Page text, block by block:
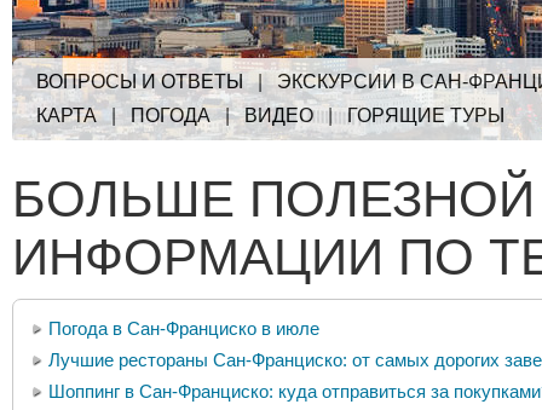
ВОПРОСЫ И ОТВЕТЫ | ЭКСКУРСИИ В САН-
КАРТА| ПОГОДА|ВИДЕО|ГОРЯЩИЕ ТУРЫ
БОЛЬШЕ ПОЛЕЗНОЙ
ИНФОРМАЦИИ ПО
Погода в Сан-Франциско в июле
Лучшие рестораны Сан-Франциско: от самых дорогих
Шоппинг в Сан-Франциско: куда отправиться за